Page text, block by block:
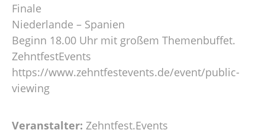
Finale
Niederlande – Spanien
Beginn 18.00 Uhr mit großem Themenbuffet.
ZehntfestEvents
https://www.zehntfestevents.de/event/public-
viewing
Veranstalter: Zehntfest.Events